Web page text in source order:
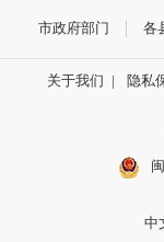
市政府部门 各
关于我们 | 隐私
中